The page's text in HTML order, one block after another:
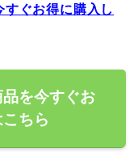
ぐお得に購入し
を今すぐお
ちら